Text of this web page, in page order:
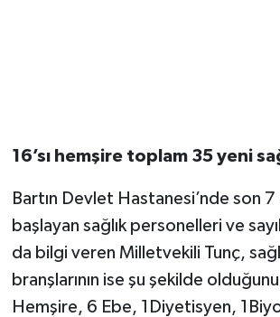
16’sı hemşire toplam 35 yeni
Bartın Devlet Hastanesi’nde son
başlayan sağlık personelleri ve
da bilgi veren Milletvekili Tunç,
branşlarının ise şu şekilde olduğunu
Hemşire, 6 Ebe, 1Diyetisyen,